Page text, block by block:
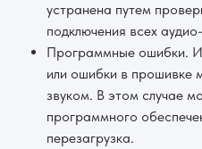
устранена путем
подключения всех
Программные ошибки.
или ошибки в прошивке
звуком. В этом случае
программного
перезагрузка.